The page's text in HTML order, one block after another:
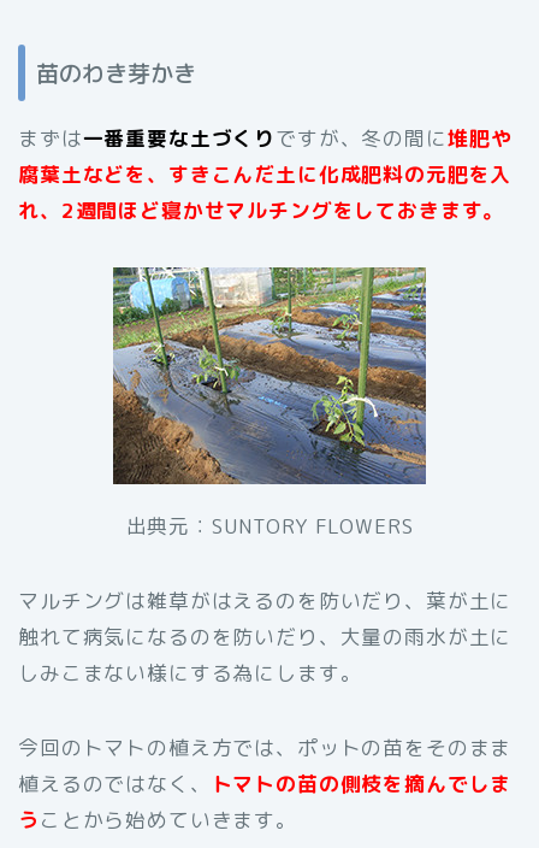
苗のわき芽かき
まずは一番重要な土づくりですが、冬の間に堆肥や
腐葉土などを、すきこんだ土に化成肥料の元肥を入
れ、2週間ほど寝かせマルチングをしておきます。
出典元：SUNTORY FLOWERS
マルチングは雑草がはえるのを防いだり、葉が土に
触れて病気になるのを防いだり、大量の雨水が土に
しみこまない様にする為にします。
今回のトマトの植え方では、ポットの苗をそのまま
植えるのではなく、
トマトの苗の側枝を摘んでしま
う ことから始めていきます。